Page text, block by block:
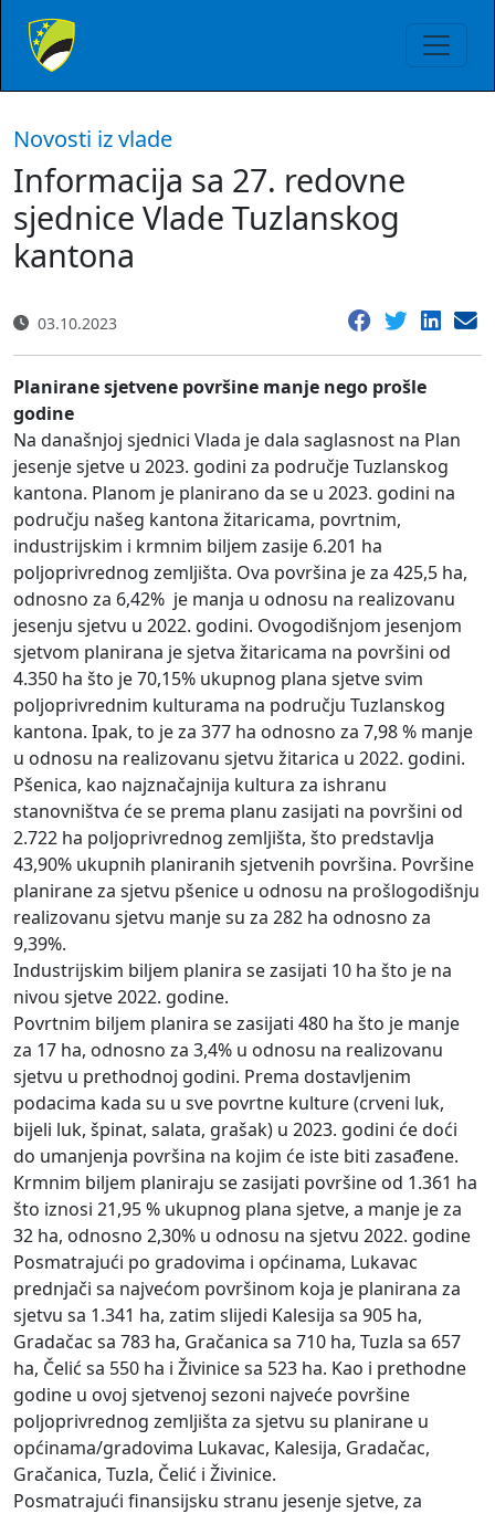
Novosti iz vlade
Informacija sa 27. redovne
sjednice Vlade Tuzlanskog
kantona
03.10.2023
Planirane sjetvene površine manje nego prošle
godine
Na današnjoj sjednici Vlada je dala saglasnost na Plan
jesenje sjetve u 2023. godini za područje Tuzlanskog
kantona. Planom je planirano da se u 2023. godini na
području našeg kantona žitaricama, povrtnim,
industrijskim i krmnim biljem zasije 6.201 ha
poljoprivrednog zemljišta. Ova površina je za 425,5 ha,
odnosno za 6,42% je manja u odnosu na realizovanu
jesenju sjetvu u 2022. godini. Ovogodišnjom jesenjom
sjetvom planirana je sjetva žitaricama na površini od
4.350 ha što je 70,15% ukupnog plana sjetve svim
poljoprivrednim kulturama na području Tuzlanskog
kantona. Ipak, to je za 377 ha odnosno za 7,98 % manje
u odnosu na realizovanu sjetvu žitarica u 2022. godini.
Pšenica, kao najznačajnija kultura za ishranu
stanovništva će se prema planu zasijati na površini od
2.722 ha poljoprivrednog zemljišta, što predstavlja
43,90% ukupnih planiranih sjetvenih površina. Površine
planirane za sjetvu pšenice u odnosu na prošlogodišnju
realizovanu sjetvu manje su za 282 ha odnosno za
9,39%.
Industrijskim biljem planira se zasijati 10 ha što je na
nivou sjetve 2022. godine.
Povrtnim biljem planira se zasijati 480 ha što je manje
za 17 ha, odnosno za 3,4% u odnosu na realizovanu
sjetvu u prethodnoj godini. Prema dostavljenim
podacima kada su u sve povrtne kulture (crveni luk,
bijeli luk, špinat, salata, grašak) u 2023. godini će doći
do umanjenja površina na kojim će iste biti zasađene.
Krmnim biljem planiraju se zasijati površine od 1.361 ha
što iznosi 21,95 % ukupnog plana sjetve, a manje je za
32 ha, odnosno 2,30% u odnosu na sjetvu 2022. godine
Posmatrajući po gradovima i općinama, Lukavac
prednjači sa najvećom površinom koja je planirana za
sjetvu sa 1.341 ha, zatim slijedi Kalesija sa 905 ha,
Gradačac sa 783 ha, Gračanica sa 710 ha, Tuzla sa 657
ha, Čelić sa 550 ha i Živinice sa 523 ha. Kao i prethodne
godine u ovoj sjetvenoj sezoni najveće površine
poljoprivrednog zemljišta za sjetvu su planirane u
općinama/gradovima Lukavac, Kalesija, Gradačac,
Gračanica, Tuzla, Čelić i Živinice.
Posmatrajući finansijsku stranu jesenje sjetve, za